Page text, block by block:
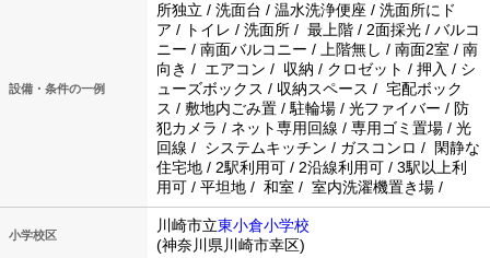
設備・条件の一例
所独立 / 洗面台 / 温水洗浄便座 / 洗面所にド
ア / トイレ / 洗面所 / 最上階 / 2面採光 / バルコ
ニー / 南面バルコニー / 上階無し / 南面2室 / 南
向き / エアコン / 収納 / クロゼット / 押入 / シ
ューズボックス / 収納スペース / 宅配ボック
ス / 敷地内ごみ置 / 駐輪場 / 光ファイバー / 防
犯カメラ / ネット専用回線 / 専用ゴミ置場 / 光
回線 / システムキッチン / ガスコンロ / 閑静な
住宅地 / 2駅利用可 / 2沿線利用可 / 3駅以上利
用可 / 平坦地 / 和室 / 室内洗濯機置き場 /
小学校区
川崎市立東小倉小学校
(神奈川県川崎市幸区)